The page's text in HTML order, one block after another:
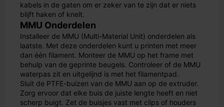
kabels in de gaten om er zeker van te zijn dat er niets
blijft haken of knelt.
MMU Onderdelen
Installeer de MMU (Multi-Material Unit) onderdelen als
laatste. Met deze onderdelen kunt u printen met meer
dan één filament. Monteer de MMU op het frame met
behulp van de geprinte beugels. Controleer of de MMU
waterpas zit en uitgelijnd is met het filamentpad.
Sluit de PTFE-buizen van de MMU aan op de extruder.
Zorg ervoor dat elke buis de juiste lengte heeft en niet
scherp buigt. Zet de buisjes vast met clips of houders